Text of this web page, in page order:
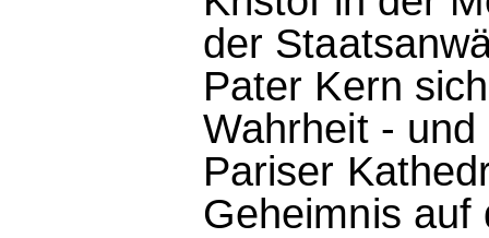
der
Pater Kern
Wahrheit -
Pariser
Geheimnis auf